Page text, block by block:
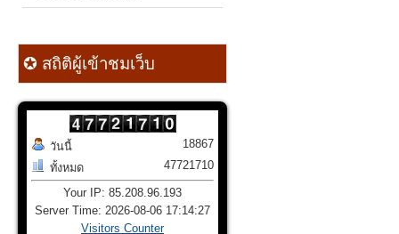
✪ สถิติผู้เข้าชมเว็บ
วันนี้
ทั้งหมด
18867
47721710
Your IP: 85.208.96.193
Server Time: 2026-08-06 17:14:27
Visitors Counter